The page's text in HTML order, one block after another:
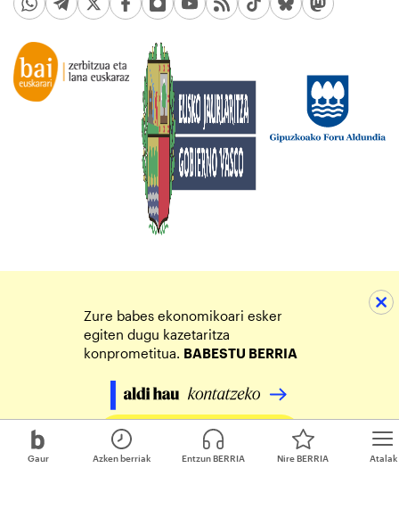
Gaur Atalak
Azken berriak Entzun BERRIA Nire BERRIA
Zure babes ekonomikoari esker
egiten dugu kazetaritza
konprometitua. BABESTU BERRIA
Egin zure ekarpena